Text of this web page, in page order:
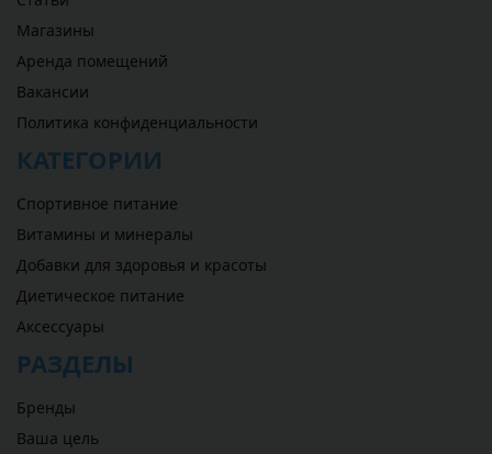
Магазины
Аренда помещений
Вакансии
Политика конфиденциальности
КАТЕГОРИИ
Спортивное питание
Витамины и минералы
Добавки для здоровья и красоты
Диетическое питание
Аксессуары
РАЗДЕЛЫ
Бренды
Ваша цель